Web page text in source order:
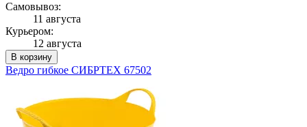
Самовывоз:
11 августа
Курьером:
12 августа
В корзину
Ведро гибкое СИБРТЕХ 67502